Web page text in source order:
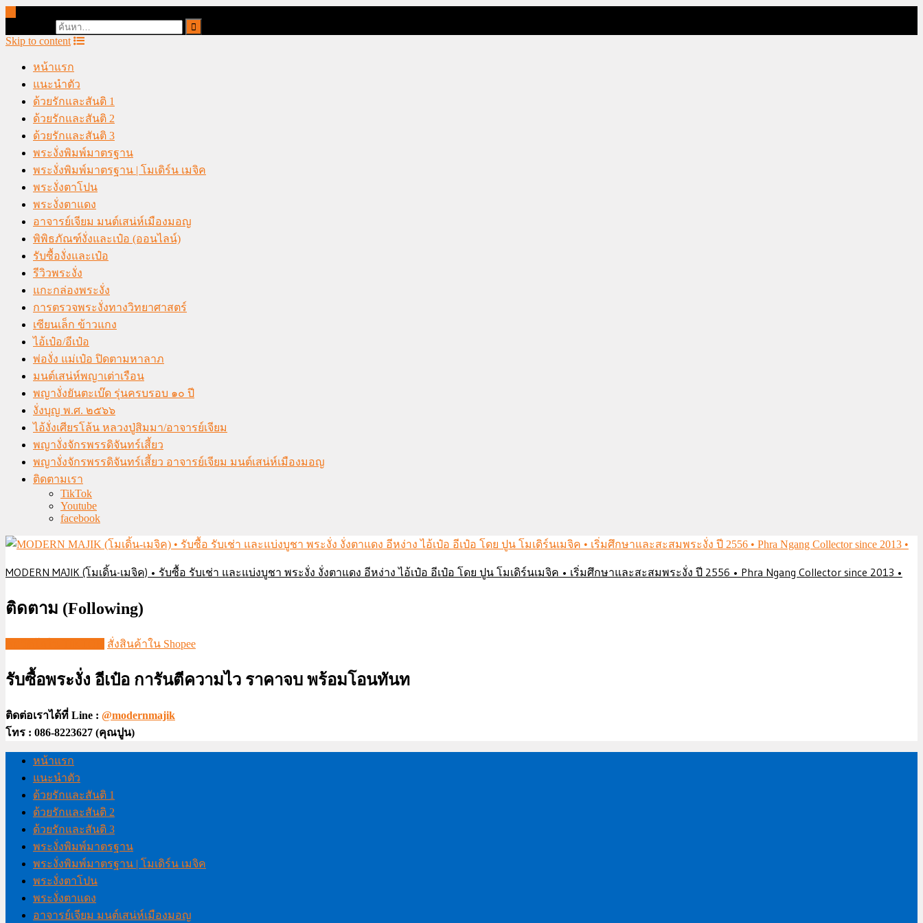
Skip to content
หน้าแรก
แนะนำตัว
ด้วยรักและสันติ 1
ด้วยรักและสันติ 2
ด้วยรักและสันติ 3
พระงั่งพิมพ์มาตรฐาน
พระงั่งพิมพ์มาตรฐาน | โมเดิร์น เมจิค
พระงั่งตาโปน
พระงั่งตาแดง
อาจารย์เจียม มนต์เสน่ห์เมืองมอญ
พิพิธภัณฑ์งั่งและเป๋อ (ออนไลน์)
รับซื้องั่งและเป๋อ
รีวิวพระงั่ง
แกะกล่องพระงั่ง
การตรวจพระงั่งทางวิทยาศาสตร์
เซียนเล็ก ข้าวแกง
ไอ้เป๋อ/อีเป๋อ
พ่องั่ง แม่เป๋อ ปิดตามหาลาภ
มนต์เสน่ห์พญาเต่าเรือน
พญางั่งยันตะเบ๊ด รุ่นครบรอบ ๑๐ ปี
งั่งบุญ พ.ศ. ๒๕๖๖
ไอ้งั่งเศียรโล้น หลวงปู่สิมมา/อาจารย์เจียม
พญางั่งจักรพรรดิจันทร์เสี้ยว
พญางั่งจักรพรรดิจันทร์เสี้ยว อาจารย์เจียม มนต์เสน่ห์เมืองมอญ
ติดตามเรา
TikTok
Youtube
facebook
MODERN MAJIK (โมเดิ้น-เมจิค) • รับซื้อ รับเช่า และแบ่งบูชา พระงั่ง งั่งตาแดง อีหง่าง ไอ้เป๋อ อีเป๋อ โดย ปูน โมเดิร์นเมจิค • เริ่มศึกษาและสะสมพระงั่ง ปี 2556 • Phra Ngang Collector since 2013 •
ติดตาม (Following)
สั่งสินค้าใน Shopee
รับซื้อพระงั่ง อีเป๋อ การันตีความไว ราคาจบ พร้อมโอนทันท
ติดต่อเราได้ที่ Line : @modernmajik
โทร : 086-8223627 (คุณปูน)
หน้าแรก
แนะนำตัว
ด้วยรักและสันติ 1
ด้วยรักและสันติ 2
ด้วยรักและสันติ 3
พระงั่งพิมพ์มาตรฐาน
พระงั่งพิมพ์มาตรฐาน | โมเดิร์น เมจิค
พระงั่งตาโปน
พระงั่งตาแดง
อาจารย์เจียม มนต์เสน่ห์เมืองมอญ